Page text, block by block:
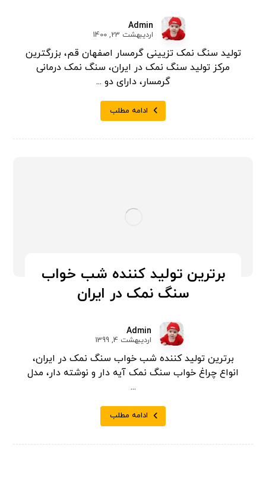
Admin
اردیبهشت 23, 1400
تولید سنگ نمک تزیینی گرمسار اصفهان قم، بزرگترین
مرکز تولید سنگ نمک در ایران، سنگ نمک درمانی
گرمسار، دارای دو ...
ادامه مطلب
برترین تولید کننده شب خواب
سنگ نمک در ایران
Admin
اردیبهشت 4, 1399
برترین تولید کننده شب خواب سنگ نمک در ایران،
انواع چراغ خواب سنگ نمک آیه دار و نوشته دار، مدل
...
ادامه مطلب